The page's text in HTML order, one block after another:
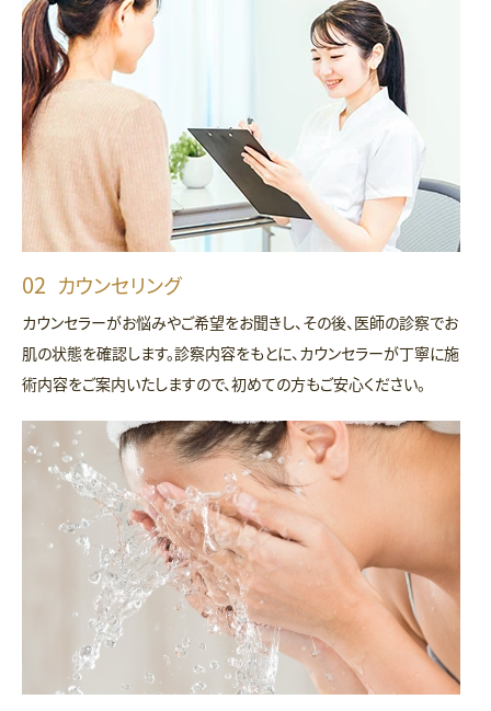
カウンセリング
カウンセラーがお悩みやご希望をお聞きし、その後、医師の診察でお
肌の状態を確認します。診察内容をもとに、カウンセラーが丁寧に施
術内容をご案内いたしますので、初めての方もご安心ください。